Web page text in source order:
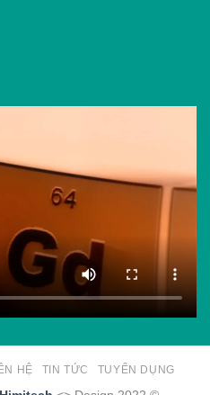
HỆ TIN TỨC TUYỂN DỤNG